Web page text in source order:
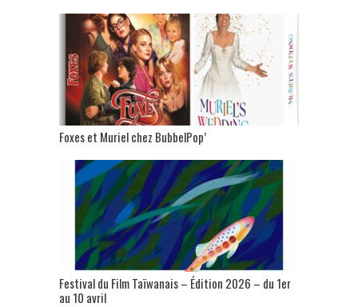
Foxes et Muriel chez BubbelPop’
Festival du Film Taïwanais – Édition 2026 – du 1er
au 10 avril